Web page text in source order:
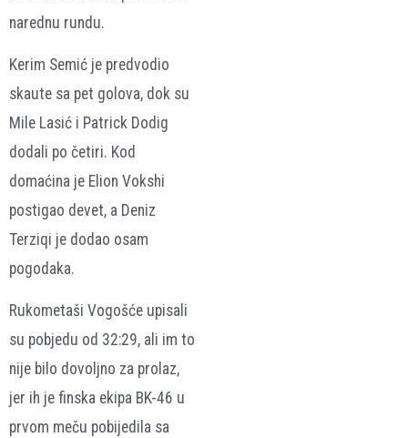
narednu rundu.
Kerim Semić je predvodio
skaute sa pet golova, dok su
Mile Lasić i Patrick Dodig
dodali po četiri. Kod
domaćina je Elion Vokshi
postigao devet, a Deniz
Terziqi je dodao osam
pogodaka.
Rukometaši Vogošće upisali
su pobjedu od 32:29, ali im to
nije bilo dovoljno za prolaz,
jer ih je finska ekipa BK-46 u
prvom meču pobijedila sa